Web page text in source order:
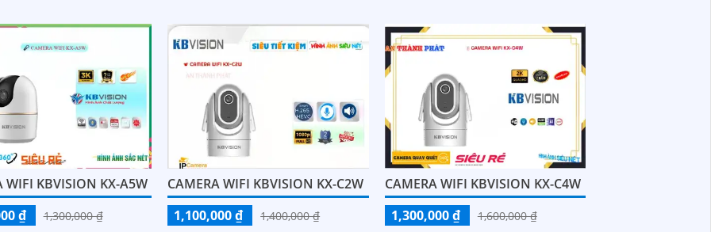
WIFI KBVISION KX-A5W
₫
1,300,000 ₫
CAMERA WIFI KBVISION KX-C2W
1,100,000 ₫
1,400,000 ₫
CAMERA WIFI KBVISION KX-C4W
1,300,000 ₫
1,600,000 ₫